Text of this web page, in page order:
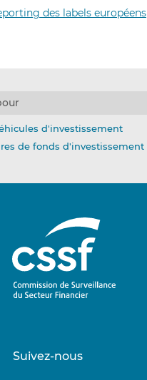
des labels européens
d'investissement
de fonds d'investissement
Suivez-nous